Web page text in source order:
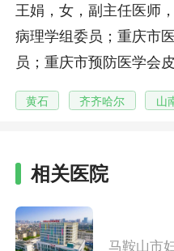
王娟，女，副主任医师
病理学组委员；重庆市
员；重庆市预防医学会
黄石 齐齐哈尔 山
相关医院
马鞍山市